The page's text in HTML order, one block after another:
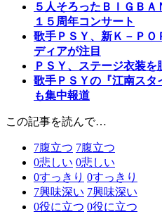
５人そろったＢＩＧＢ
１５周年コンサート
歌手ＰＳＹ、新Ｋ－Ｐ
ディアが注目
ＰＳＹ、ステージ衣装
歌手ＰＳＹの『江南ス
も集中報道
この記事を読んで…
7腹立つ 7腹立つ
0悲しい 0悲しい
0すっきり 0すっきり
7興味深い 7興味深い
0役に立つ 0役に立つ